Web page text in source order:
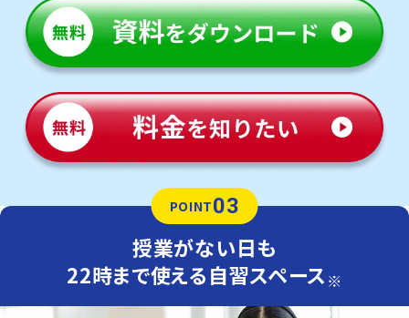
POINT03
授業がない日も
22時まで使える自習スペース ※